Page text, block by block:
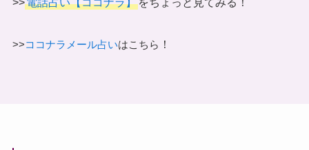
>>ココナラメール占いはこちら ！